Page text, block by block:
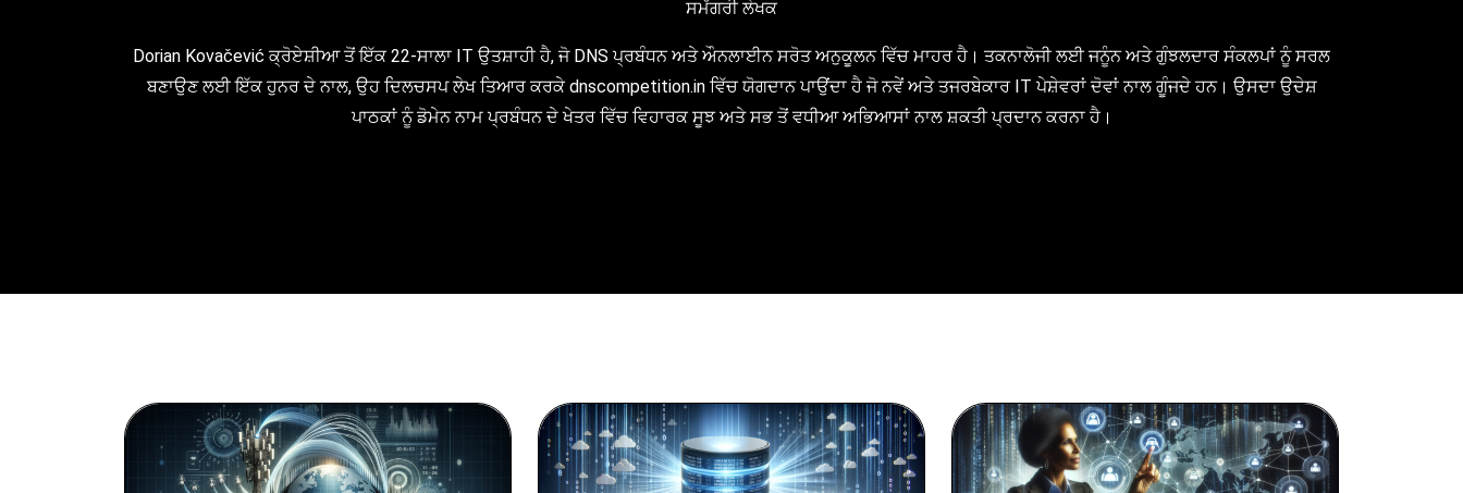
ਸਮੱਗਰੀ ਲੇਖਕ
Dorian Kovačević ਕ੍ਰੋਏਸ਼ੀਆ ਤੋਂ ਇੱਕ 22-ਸਾਲਾ IT ਉਤਸ਼ਾਹੀ ਹੈ, ਜੋ DNS ਪ੍ਰਬੰਧਨ ਅਤੇ ਔਨਲਾਈਨ ਸਰੋਤ ਅਨੁਕੂਲਨ ਵਿੱਚ ਮਾਹਰ ਹੈ। ਤਕਨਾਲੋਜੀ ਲਈ ਜਨੂੰਨ ਅਤੇ ਗੁੰਝਲਦਾਰ ਸੰਕਲਪਾਂ ਨੂੰ ਸਰਲ
ਬਣਾਉਣ ਲਈ ਇੱਕ ਹੁਨਰ ਦੇ ਨਾਲ, ਉਹ ਦਿਲਚਸਪ ਲੇਖ ਤਿਆਰ ਕਰਕੇ dnscompetition.in ਵਿੱਚ ਯੋਗਦਾਨ ਪਾਉਂਦਾ ਹੈ ਜੋ ਨਵੇਂ ਅਤੇ ਤਜਰਬੇਕਾਰ IT ਪੇਸ਼ੇਵਰਾਂ ਦੋਵਾਂ ਨਾਲ ਗੂੰਜਦੇ ਹਨ। ਉਸਦਾ ਉਦੇਸ਼
ਪਾਠਕਾਂ ਨੂੰ ਡੋਮੇਨ ਨਾਮ ਪ੍ਰਬੰਧਨ ਦੇ ਖੇਤਰ ਵਿੱਚ ਵਿਹਾਰਕ ਸੂਝ ਅਤੇ ਸਭ ਤੋਂ ਵਧੀਆ ਅਭਿਆਸਾਂ ਨਾਲ ਸ਼ਕਤੀ ਪ੍ਰਦਾਨ ਕਰਨਾ ਹੈ।